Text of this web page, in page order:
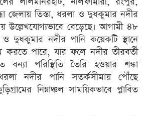
জেলায় তিস্তা, ধরলা ও দুধকুমার নদীর
উল্লেখযোগ্যভাবে বেড়েছে। আগামী ৪৮
ও দুধকুমার নদীর পানি কয়েকটি স্থানে
করতে পারে, যার ফলে নদীর তীরবর্তী
বন্যা পরিস্থিতি তৈরি হওয়ার শঙ্কা
নদীর পানি সতর্কসীমায় পৌঁছে
নিম্নাঞ্চল সাময়িকভাবে প্লাবিত